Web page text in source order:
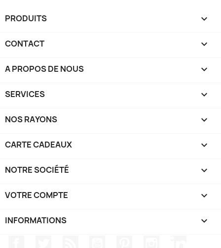
PRODUITS 
CONTACT 
A PROPOS DE NOUS 
SERVICES 
NOS RAYONS 
CARTE CADEAUX 
NOTRE SOCIÉTÉ 
VOTRE COMPTE 
INFORMATIONS keyboard_arrow_down